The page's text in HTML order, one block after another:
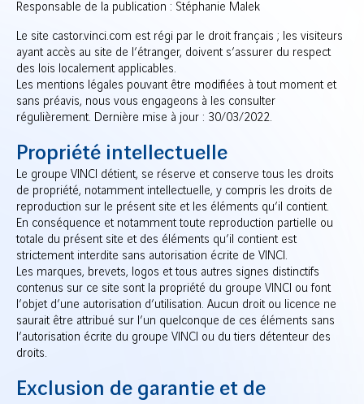
Responsable de la publication : Stéphanie Malek
Le site castor.vinci.com est régi par le droit français ; les visiteurs
ayant accès au site de l’étranger, doivent s’assurer du respect
des lois localement applicables.
Les mentions légales pouvant être modifiées à tout moment et
sans préavis, nous vous engageons à les consulter
régulièrement. Dernière mise à jour : 30/03/2022.
Propriété intellectuelle
Le groupe VINCI détient, se réserve et conserve tous les droits
de propriété, notamment intellectuelle, y compris les droits de
reproduction sur le présent site et les éléments qu’il contient.
En conséquence et notamment toute reproduction partielle ou
totale du présent site et des éléments qu’il contient est
strictement interdite sans autorisation écrite de VINCI.
Les marques, brevets, logos et tous autres signes distinctifs
contenus sur ce site sont la propriété du groupe VINCI ou font
l’objet d’une autorisation d’utilisation. Aucun droit ou licence ne
saurait être attribué sur l’un quelconque de ces éléments sans
l’autorisation écrite du groupe VINCI ou du tiers détenteur des
droits.
Exclusion de garantie et de